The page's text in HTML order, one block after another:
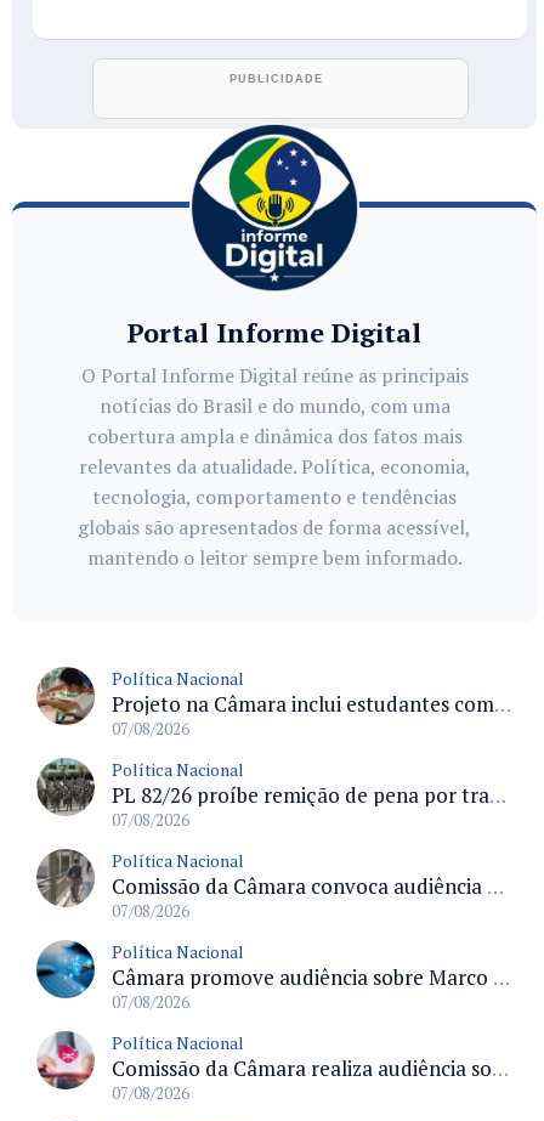
Portal Informe Digital
O Portal Informe Digital reúne as principais
notícias do Brasil e do mundo, com uma
cobertura ampla e dinâmica dos fatos mais
relevantes da atualidade. Política, economia,
tecnologia, comportamento e tendências
globais são apresentados de forma acessível,
mantendo o leitor sempre bem informado.
Política Nacional
Projeto na Câmara inclui estudantes com deficiência no regime escolar especial da LDB e estabelece critérios para frequência
07/08/2026
Política Nacional
PL 82/26 proíbe remição de pena por trabalho em funções militares para condenados por crimes contra o Estado Democrático de Direito
07/08/2026
Política Nacional
Comissão da Câmara convoca audiência para discutir misoginia nas escolas e universidades após divulgação de listas misóginas
07/08/2026
Política Nacional
Câmara promove audiência sobre Marco de Fomento à Economia Digital e impactos da inteligência artificial
07/08/2026
Política Nacional
Comissão da Câmara realiza audiência sobre apostas online para medir o tamanho do mercado ilegal
07/08/2026